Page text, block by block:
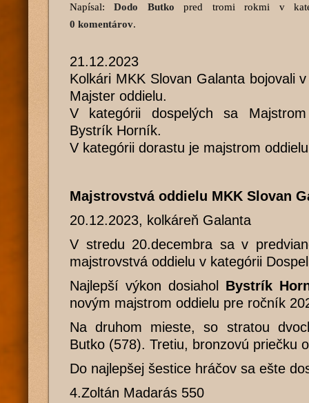
Napísal:Dodo Butko pred tromi rokmi v
0 komentárov.
21.12.2023
Kolkári MKK Slovan Galanta bojovali
Majster oddielu.
V kategórii dospelých sa
Bystrík Horník.
V kategórii dorastu je majstrom
Majstrovstvá oddielu MKK Slovan
20.12.2023, kolkáreň Galanta
V stredu 20.decembra sa v
majstrovstvá oddielu v kategórii
Najlepší výkon dosiahol Bystrík
novým majstrom oddielu pre ročník
Na druhom mieste, so stratou
Butko (578). Tretiu, bronzovú priečku
Do najlepšej šestice hráčov sa ešte
4.Zoltán Madarás 550